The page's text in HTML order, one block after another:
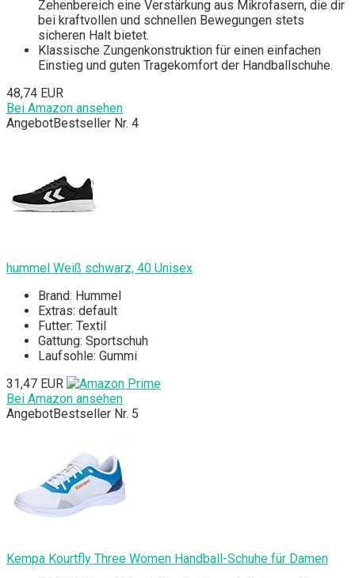
Zehenbereich eine Verstärkung aus Mikrofasern, die dir
bei kraftvollen und schnellen Bewegungen stets
sicheren Halt bietet.
Klassische Zungenkonstruktion für einen einfachen
Einstieg und guten Tragekomfort der Handballschuhe.
48,74 EUR
Bei Amazon ansehen
AngebotBestseller Nr. 4
hummel Weiß schwarz, 40 Unisex
Brand: Hummel
Extras: default
Futter: Textil
Gattung: Sportschuh
Laufsohle: Gummi
31,47 EUR
Bei Amazon ansehen
AngebotBestseller Nr. 5
Kempa Kourtfly Three Women Handball-Schuhe für Damen